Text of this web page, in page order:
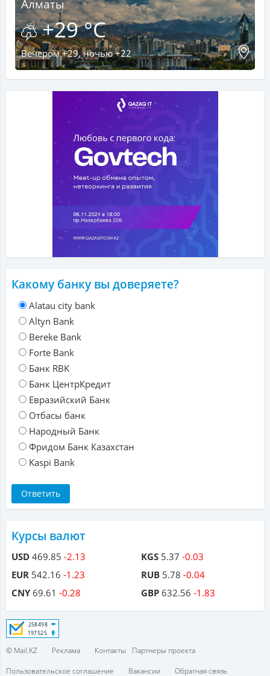
Алматы
+29 °C
Вечером +29, ночью +22
Какому банку вы доверяете?
Alatau city bank
Altyn Bank
Bereke Bank
Forte Bank
Банк RBK
Банк ЦентрКредит
Евразийский Банк
Отбасы банк
Народный Банк
Фридом Банк Казахстан
Kaspi Bank
Курсы валют
USD 469.85 -2.13
EUR 542.16 -1.23
CNY69.61 -0.28
KGS 5.37 -0.03
RUB 5.78 -0.04
GBP 632.56 -1.83
© Mail.KZ Реклама Контакты
Партнеры проекта
Пользовательское соглашение
Вакансии Обратная связь